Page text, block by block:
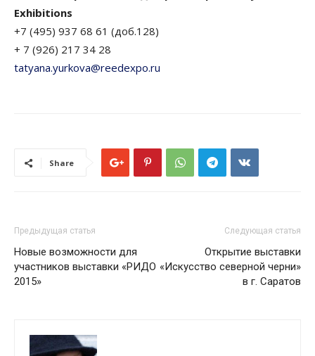
Exhibitions
+7 (495) 937 68 61 (доб.128)
+ 7 (926) 217 34 28
tatyana.yurkova@reedexpo.ru
Share
Предыдущая статья
Новые возможности для
участников выставки «РИДО
2015»
Следующая статья
Открытие выставки
«Искусство cеверной черни»
в г. Саратов